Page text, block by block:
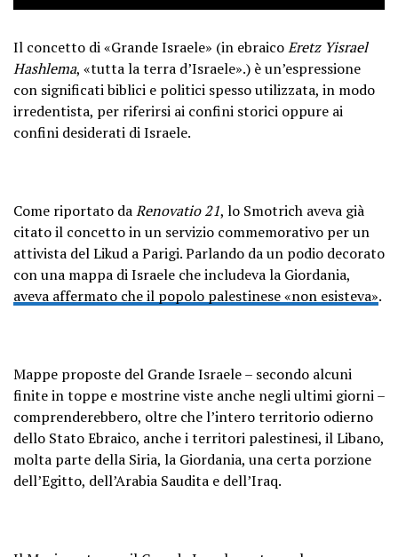
Il concetto di «Grande Israele» (in ebraicoEretz Yisrael
Hashlema, «tutta la terra d’Israele».) è un’espressione
con significati biblici e politici spesso utilizzata, in modo
irredentista, per riferirsi ai confini storici oppure ai
confini desiderati di Israele.
Come riportato daRenovatio 21, lo Smotrich aveva già
citato il concetto in un servizio commemorativo per un
attivista del Likud a Parigi. Parlando da un podio decorato
con una mappa di Israele che includeva la Giordania,
aveva affermato che il popolo palestinese «non esisteva».
Mappe proposte del Grande Israele – secondo alcuni
finite in toppe e mostrine viste anche negli ultimi giorni –
comprenderebbero, oltre che l’intero territorio odierno
dello Stato Ebraico, anche i territori palestinesi, il Libano,
molta parte della Siria, la Giordania, una certa porzione
dell’Egitto, dell’Arabia Saudita e dell’Iraq.